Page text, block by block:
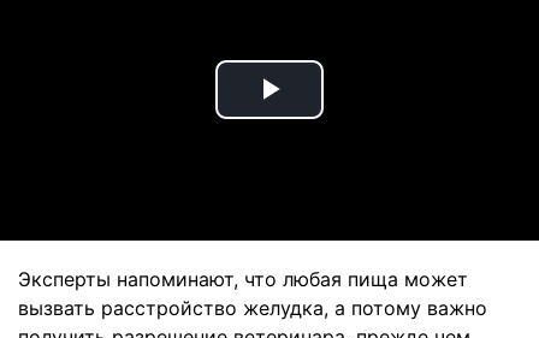
Play
Эксперты напоминают, что любая пища может
вызвать расстройство желудка, а потому важно